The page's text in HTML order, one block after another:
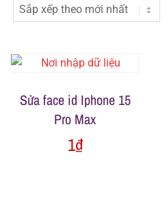
Sửa face id Iphone 15
Pro Max
1₫